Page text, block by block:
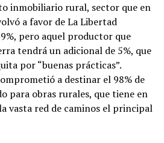
inmobiliario rural, sector que en
a favor de La Libertad
pero aquel productor que
tendrá un adicional de 5%, que
por “buenas prácticas”.
a destinar el 98% de
para obras rurales, que tiene en
vasta red de caminos el principal